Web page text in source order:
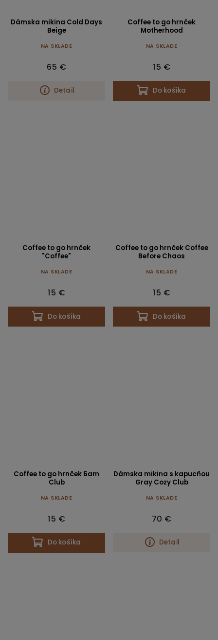
Dámska mikina Cold Days
Beige
NA SKLADE
65 €
Detail
Coffee to go hrnček
Motherhood
NA SKLADE
15 €
Do košíka
Coffee to go hrnček
"Coffee"
NA SKLADE
15 €
Do košíka
Coffee to go hrnček Coffee
Before Chaos
NA SKLADE
15 €
Do košíka
Coffee to go hrnček 6am
Club
NA SKLADE
15 €
Do košíka
Dámska mikina s kapucňou
Gray Cozy Club
NA SKLADE
70 €
Detail